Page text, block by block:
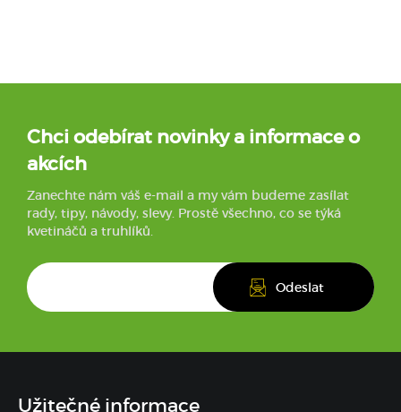
Chci odebírat novinky a informace o
akcích
Zanechte nám váš e-mail a my vám budeme zasílat
rady, tipy, návody, slevy. Prostě všechno, co se týká
kvetináčů a truhlíků.
Užitečné informace